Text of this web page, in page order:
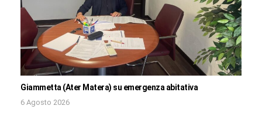
Giammetta (Ater Matera) su emergenza abitativa
6 Agosto 2026